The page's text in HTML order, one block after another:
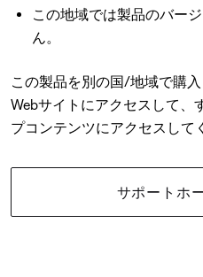
この地域では製品のバー
ん。
この製品を別の国/地域で購
Webサイトにアクセスして、
プコンテンツにアクセスして
サポートホ